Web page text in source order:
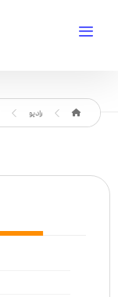
رادیو